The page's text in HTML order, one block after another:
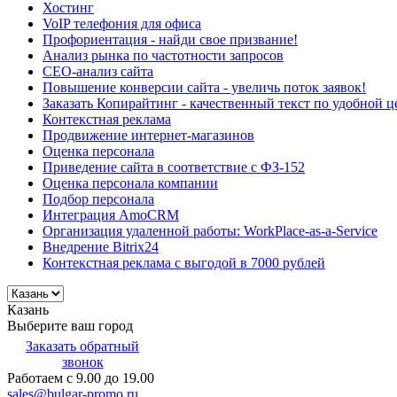
Хостинг
VoIP телефония для офиса
Профориентация - найди свое призвание!
Анализ рынка по частотности запросов
СЕО-анализ сайта
Повышение конверсии сайта - увеличь поток заявок!
Заказать Копирайтинг - качественный текст по удобной
Контекстная реклама
Продвижение интернет-магазинов
Оценка персонала
Приведение сайта в соответствие с ФЗ-152
Оценка персонала компании
Подбор персонала
Интеграция AmoCRM
Организация удаленной работы: WorkPlace-as-a-Service
Внедрение Bitrix24
Контекстная реклама с выгодой в 7000 рублей
Казань
Выберите ваш город
Заказать обратный
звонок
Работаем с 9.00 до 19.00
sales@bulgar-promo.ru